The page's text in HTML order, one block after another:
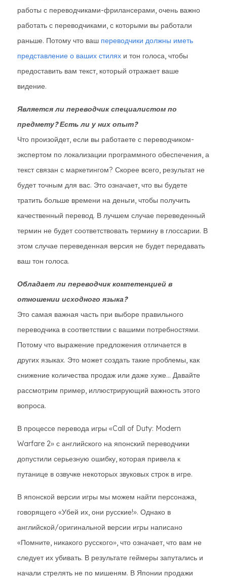
работы с переводчиками-фрилансерами, очень важно
работать с переводчиками, с которыми вы работали
раньше. Потому что ваш переводчики должны иметь
представление о ваших стилях и тон голоса, чтобы
предоставить вам текст, который отражает ваше
видение.
Является ли переводчик специалистом по
предмету? Есть ли у них опыт?
Что произойдет, если вы работаете с переводчиком-
экспертом по локализации программного обеспечения, а
текст связан с маркетингом? Скорее всего, результат не
будет точным для вас. Это означает, что вы будете
тратить больше времени на деньги, чтобы получить
качественный перевод. В лучшем случае переведенный
термин не будет соответствовать термину в глоссарии. В
этом случае переведенная версия не будет передавать
ваш тон голоса.
Обладает ли переводчик компетенцией в
отношении исходного языка?
Это самая важная часть при выборе правильного
переводчика в соответствии с вашими потребностями.
Потому что выражение предложения отличается в
других языках. Это может создать такие проблемы, как
снижение количества продаж или даже хуже… Давайте
рассмотрим пример, иллюстрирующий важность этого
вопроса.
В процессе перевода игры «Call of Duty: Modern
Warfare 2» с английского на японский переводчики
допустили серьезную ошибку, которая привела к
путанице в озвучке некоторых звуковых строк в игре.
В японской версии игры мы можем найти персонажа,
говорящего «Убей их, они русские!». Однако в
английской/оригинальной версии игры написано
«Помните, никакого русского», что означает, что вам не
следует их убивать. В результате геймеры запутались и
начали стрелять не по мишеням. В Японии продажи